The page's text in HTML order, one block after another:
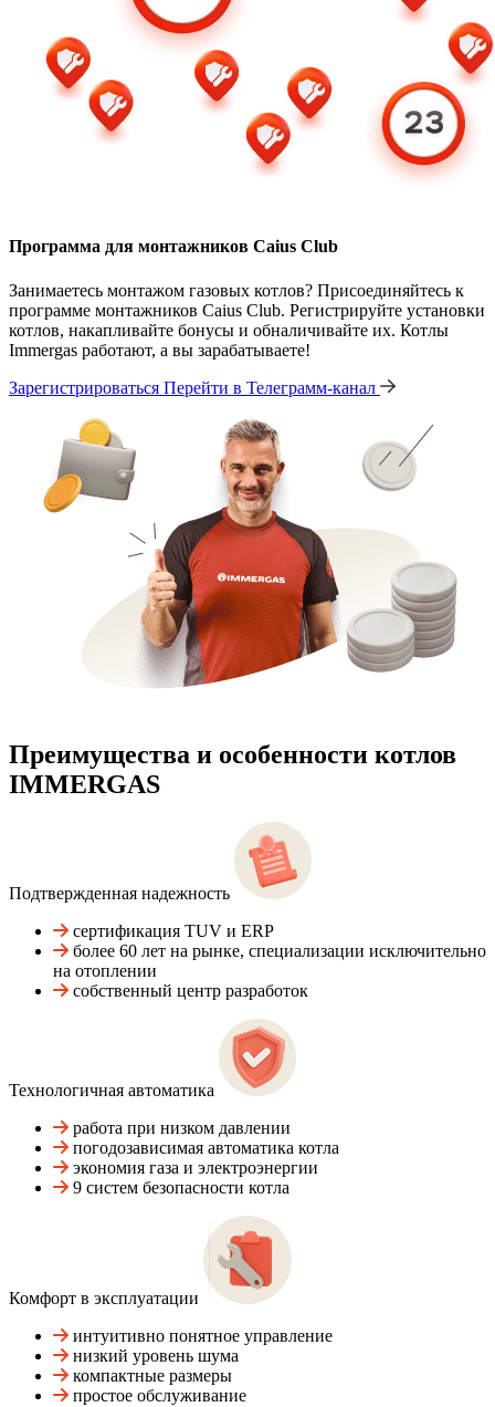
Программа для монтажников Caius Club
Занимаетесь монтажом газовых котлов? Присоединяйтесь к
программе монтажников Caius Club. Регистрируйте установки
котлов, накапливайте бонусы и обналичивайте их. Котлы
Immergas работают, а вы зарабатываете!
Зарегистрироваться Перейти в Телеграмм-канал
Преимущества и особенности котлов
IMMERGAS
Подтвержденная надежность
сертификация TUV и ERP
более 60 лет на рынке, специализации исключительно
на отоплении
собственный центр разработок
Технологичная автоматика
работа при низком давлении
погодозависимая автоматика котла
экономия газа и электроэнергии
9 систем безопасности котла
Комфорт в эксплуатации
интуитивно понятное управление
низкий уровень шума
компактные размеры
простое обслуживание